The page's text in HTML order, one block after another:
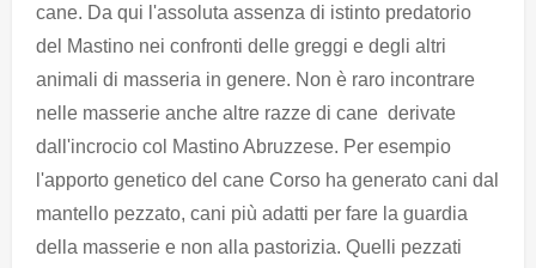
cane. Da qui l'assoluta assenza di istinto predatorio
del Mastino nei confronti delle greggi e degli altri
animali di masseria in genere. Non è raro incontrare
nelle masserie anche altre razze di cane derivate
dall'incrocio col Mastino Abruzzese. Per esempio
l'apporto genetico del cane Corso ha generato cani dal
mantello pezzato, cani più adatti per fare la guardia
della masserie e non alla pastorizia. Quelli pezzati